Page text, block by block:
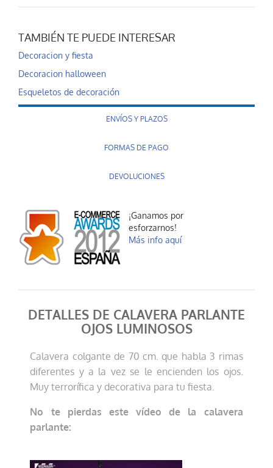
TAMBIÉN TE PUEDE INTERESAR
Decoracion y fiesta
Decoracion halloween
Esqueletos de decoración
ENVÍOS Y PLAZOS
FORMAS DE PAGO
DEVOLUCIONES
¡Ganamos por
esforzarnos!
Más info aquí
DETALLES DE CALAVERA PARLANTE
OJOS LUMINOSOS
Calavera colgante de 70 cm. que habla 3 rimas
diferentes y a la vez se le encienden los ojos.
Muy terrorífica y decorativa para tu fiesta.
No te pierdas este vídeo de la calavera
parlante: